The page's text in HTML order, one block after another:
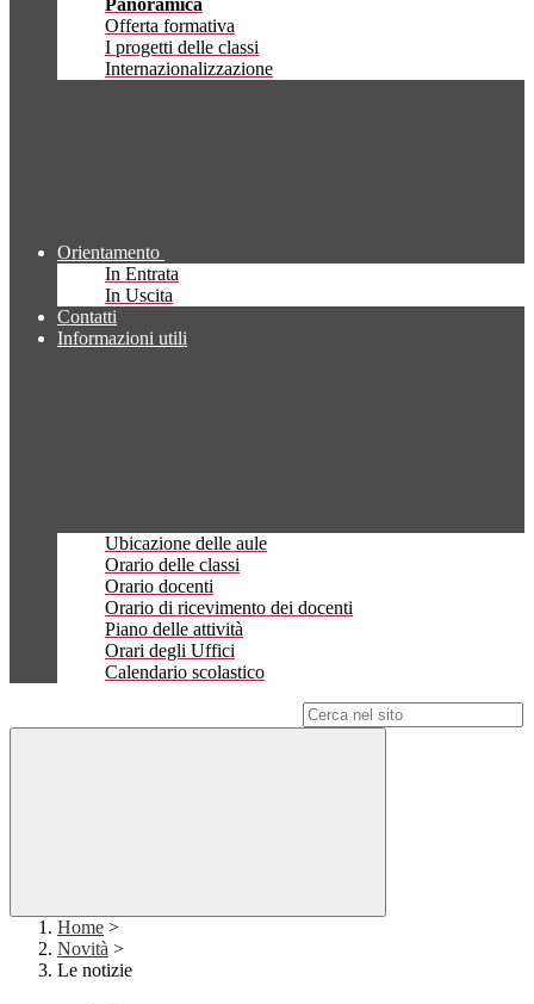
Panoramica
Offerta formativa
I progetti delle classi
Internazionalizzazione
Orientamento
In Entrata
In Uscita
Contatti
Informazioni utili
Ubicazione delle aule
Orario delle classi
Orario docenti
Orario di ricevimento dei docenti
Piano delle attività
Orari degli Uffici
Calendario scolastico
Home >
Novità >
Le notizie